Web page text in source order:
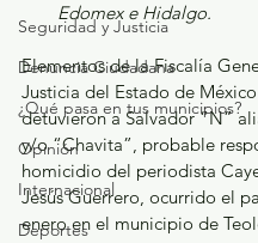
Seguridad y Justicia
Denuncia Ciudadana
¿Qué pasa en tus municipios?
Opinión
Internacional
Deportes
Edomex e Hidalgo.
Elementos de la Fiscalía
Justicia del Estado de México
detuvieron a Salvador “N”
y/o “Chavita”, probable
homicidio del periodista
Jesús Guerrero, ocurrido el
enero en el municipio de